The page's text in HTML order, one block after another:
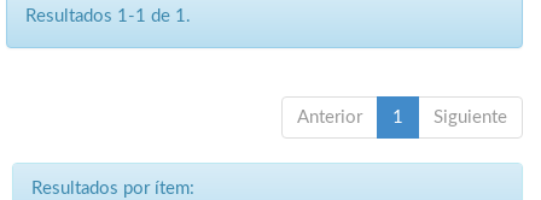
Resultados 1-1 de 1.
Anterior 1 Siguiente
Resultados por ítem: